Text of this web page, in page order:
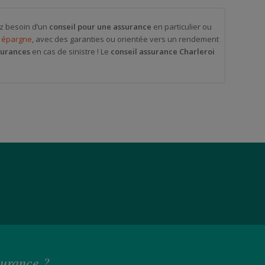
besoin d’un conseil pour une assurance en particulier ou
épargne, avec des garanties ou orientée vers un rendement
en cas de sinistre ! Le conseil assurance Charleroi